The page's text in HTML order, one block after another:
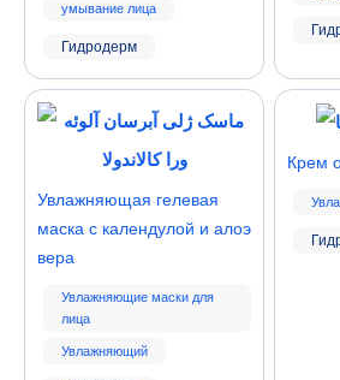
Гидродерм
умывание лица
Увлажняющая гелевая
маска с календулой и алоэ
вера
Увлажняющие маски для
лица
Увлажняющий
Крем